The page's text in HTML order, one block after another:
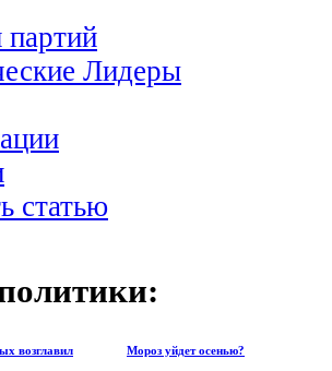
Лидеры
статью
возглавил
Мороз уйдет осенью?